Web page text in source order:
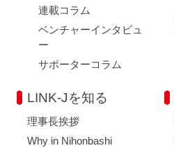
連載コラム
ベンチャーインタビュ
ー
サポーターコラム
LINK-Jを知る
理事長挨拶
Why in Nihonbashi